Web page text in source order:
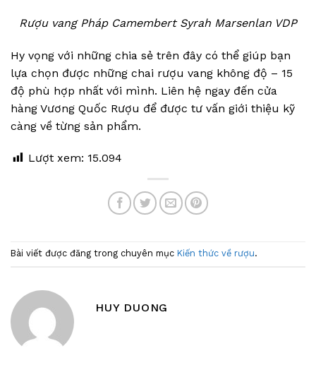
Rượu vang Pháp Camembert Syrah Marsenlan VDP
Hy vọng với những chia sẻ trên đây có thể giúp bạn
lựa chọn được những chai rượu vang không độ – 15
độ phù hợp nhất với mình. Liên hệ ngay đến cửa
hàng Vương Quốc Rượu để được tư vấn giới thiệu kỹ
càng về từng sản phẩm.
Lượt xem: 15.094
Bài viết được đăng trong chuyên mục Kiến thức về rượu.
HUY DUONG